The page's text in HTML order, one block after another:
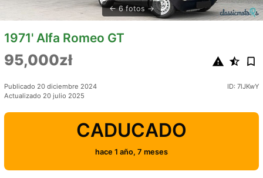
6 fotos
1971' Alfa Romeo GT
95,000zł
Publicado 20 diciembre 2024
Actualizado 20 julio 2025
ID: 7lJKwY
CADUCADO
hace 1 año, 7 meses